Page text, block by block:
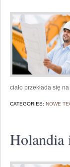
ciało przekłada się
CATEGORIES: NOWE
Holandia